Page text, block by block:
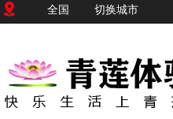
全国 切换城市